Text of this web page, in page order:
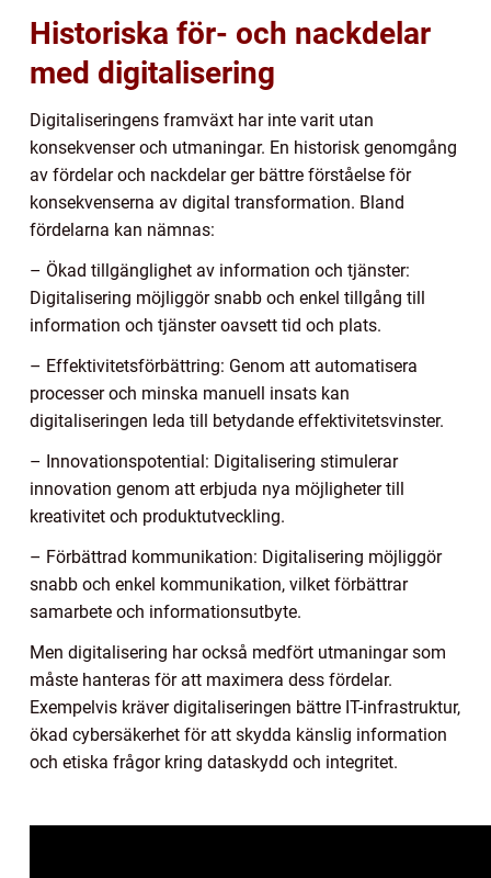
Historiska för- och nackdelar
med digitalisering
Digitaliseringens framväxt har inte varit utan
konsekvenser och utmaningar. En historisk genomgång
av fördelar och nackdelar ger bättre förståelse för
konsekvenserna av digital transformation. Bland
fördelarna kan nämnas:
– Ökad tillgänglighet av information och tjänster:
Digitalisering möjliggör snabb och enkel tillgång till
information och tjänster oavsett tid och plats.
– Effektivitetsförbättring: Genom att automatisera
processer och minska manuell insats kan
digitaliseringen leda till betydande effektivitetsvinster.
– Innovationspotential: Digitalisering stimulerar
innovation genom att erbjuda nya möjligheter till
kreativitet och produktutveckling.
– Förbättrad kommunikation: Digitalisering möjliggör
snabb och enkel kommunikation, vilket förbättrar
samarbete och informationsutbyte.
Men digitalisering har också medfört utmaningar som
måste hanteras för att maximera dess fördelar.
Exempelvis kräver digitaliseringen bättre IT-infrastruktur,
ökad cybersäkerhet för att skydda känslig information
och etiska frågor kring dataskydd och integritet.